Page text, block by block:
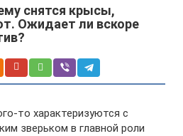
снятся крысы,
Ожидает ли вскоре
то характеризуются с
зверьком в главной роли